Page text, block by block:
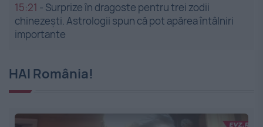
15:21 - Surprize în dragoste pentru trei zodii
chinezești. Astrologii spun că pot apărea întâlniri
importante
HAI România!